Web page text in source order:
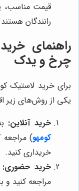
قیمت مناسب،
رانندگان
راهنمای
چرخ و یدک
برای خرید لاستیک
یکی از روش‌های زیر
خرید آنلاین:
کومهو) مراجعه
خریداری کنید.
خرید حضوری:
مراجعه کنید و